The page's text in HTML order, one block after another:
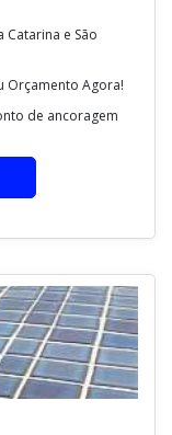
Catarina e São
Orçamento Agora!
de ancoragem